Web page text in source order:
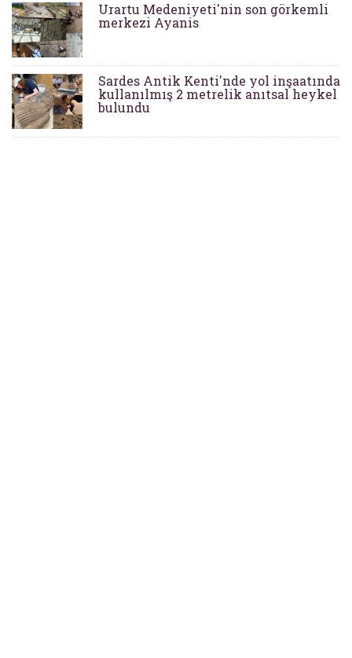
Urartu Medeniyeti'nin son görkemli
merkezi Ayanis
Sardes Antik Kenti'nde yol inşaatında
kullanılmış 2 metrelik anıtsal heykel
bulundu